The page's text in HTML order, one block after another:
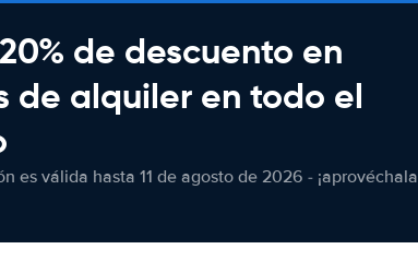
de descuento en
de alquiler en todo el
es válida hasta 11 de agosto de 2026 - ¡aprovéchala